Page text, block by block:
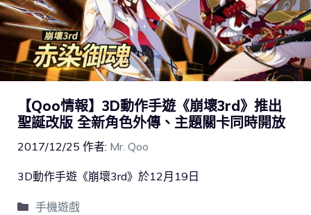
【Qoo情報】3D動作手遊《崩壞3rd》推出
聖誕改版 全新角色外傳、主題關卡同時開放
2017/12/25 作者: Mr. Qoo
3D動作手遊《崩壞3rd》於12月19日
手機遊戲